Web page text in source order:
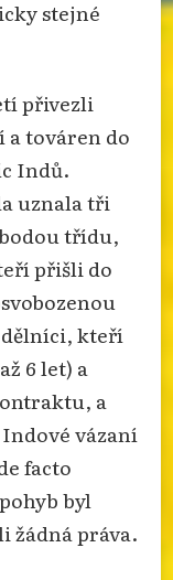
stejné
přivezli
továren do
Indů.
uznala tři
třídu,
přišli do
kteří
6 let) a
a
vázaní
facto
byl
žádná práva.